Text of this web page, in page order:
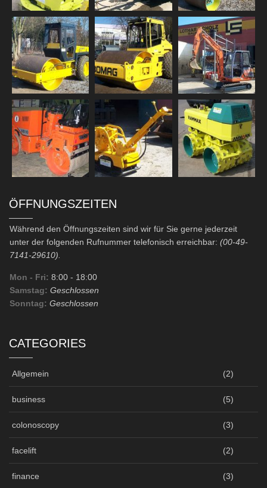
ÖFFNUNGSZEITEN
Während den Öffnungszeiten sind wir für Sie gerne jederzeit
unter der folgenden Rufnummer telefonisch erreichbar: (00-49-
7141-29610).
Mon - Fri: 8:00 - 18:00
Samstag: Geschlossen
Sonntag: Geschlossen
CATEGORIES
Allgemein (2)
business (5)
colonoscopy (3)
facelift (2)
finance (3)